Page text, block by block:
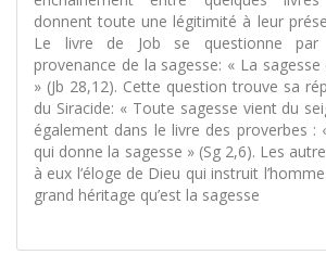
donnent toute une légitimité à leur
Le livre de Job se questionne
provenance de la sagesse: « La sagesse
» (Jb 28,12). Cette question trouve sa
du Siracide: « Toute sagesse vient du
également dans le livre des proverbes :
qui donne la sagesse » (Sg 2,6). Les
à eux l’éloge de Dieu qui instruit
grand héritage qu’est la sagesse